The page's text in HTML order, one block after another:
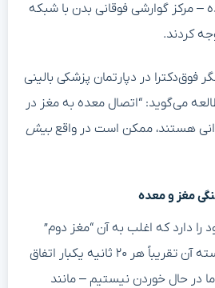
– مرکز گوارشی فوقانی بدن با شبکه
کردند.
فوق‌دکترا در دپارتمان پزشکی بالینی
می‌گوید: “اتصال معده به مغز در
هستند، ممکن است در واقع بیش
مغز و معده
دارد که اغلب به آن “مغز دوم”
گفته می‌شود. امواج آهسته آن تقریباً هر ۲۰ ثانیه یکبار اتفاق
در حال خوردن نیستیم – مانند